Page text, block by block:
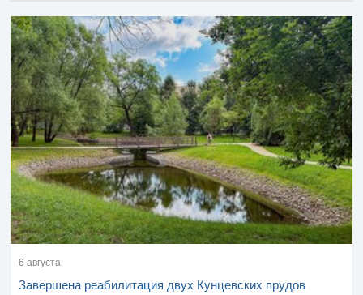
6 августа
Завершена реабилитация двух Кунцевских прудов